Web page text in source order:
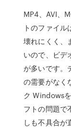
MP4、AVI、
トのファイル
壊れにくく、
いので、ビデ
が多いです。
の需要がなく
ク Windows
フトの問題で
しも不具合が